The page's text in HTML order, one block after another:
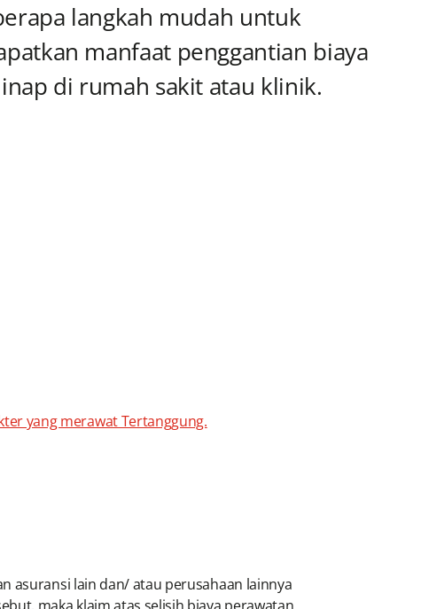
langkah mudah untuk
manfaat penggantian biaya
di rumah sakit atau klinik.
yang merawat Tertanggung.
asuransi lain dan/ atau perusahaan lainnya